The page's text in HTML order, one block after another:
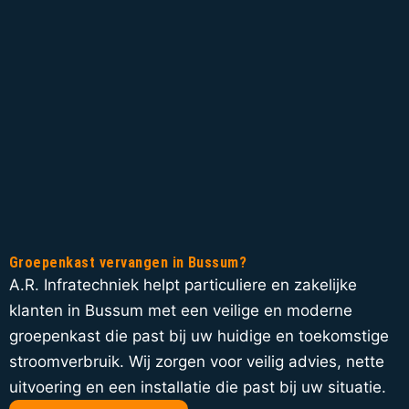
Groepenkast vervangen in Bussum?
A.R. Infratechniek helpt particuliere en zakelijke
klanten in Bussum met een veilige en moderne
groepenkast die past bij uw huidige en toekomstige
stroomverbruik. Wij zorgen voor veilig advies, nette
uitvoering en een installatie die past bij uw situatie.